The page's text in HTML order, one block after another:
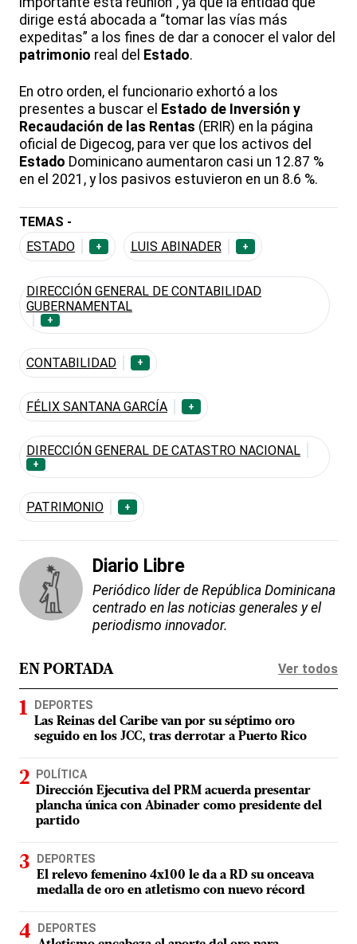
dirige está abocada a “tomar las vías más
expeditas” a los fines de dar a conocer el valor del
patrimonio real del Estado.
En otro orden, el funcionario exhortó a los
presentes a buscar el Estado de Inversión y
Recaudación de las Rentas (ERIR) en la página
oficial de Digecog, para ver que los activos del
Estado Dominicano aumentaron casi un 12.87 %
en el 2021, y los pasivos estuvieron en un 8.6 %.
TEMAS -
ESTADO
+ LUIS ABINADER +
DIRECCIÓN GENERAL DE CONTABILIDAD
GUBERNAMENTAL
+
CONTABILIDAD +
FÉLIX SANTANA GARCÍA +
DIRECCIÓN GENERAL DE CATASTRO NACIONAL
+
PATRIMONIO +
Diario Libre
Periódico líder de República Dominicana
centrado en las noticias generales y el
periodismo innovador.
EN PORTADA Ver todos
DEPORTES
Las Reinas del Caribe van por su séptimo oro
seguido en los JCC, tras derrotar a Puerto Rico
POLÍTICA
Dirección Ejecutiva del PRM acuerda presentar
plancha única con Abinader como presidente del
partido
DEPORTES
El relevo femenino 4x100 le da a RD su onceava
medalla de oro en atletismo con nuevo récord
DEPORTES